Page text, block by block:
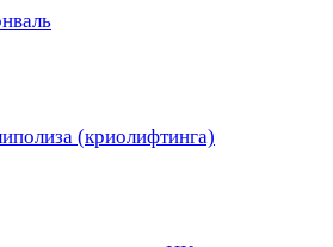
(криолифтинга)